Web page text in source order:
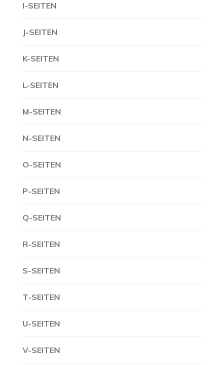
I-SEITEN
J-SEITEN
K-SEITEN
L-SEITEN
M-SEITEN
N-SEITEN
O-SEITEN
P-SEITEN
Q-SEITEN
R-SEITEN
S-SEITEN
T-SEITEN
U-SEITEN
V-SEITEN